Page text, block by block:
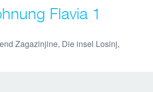
Flavia 1
Zagazinjine, Die insel Losinj,